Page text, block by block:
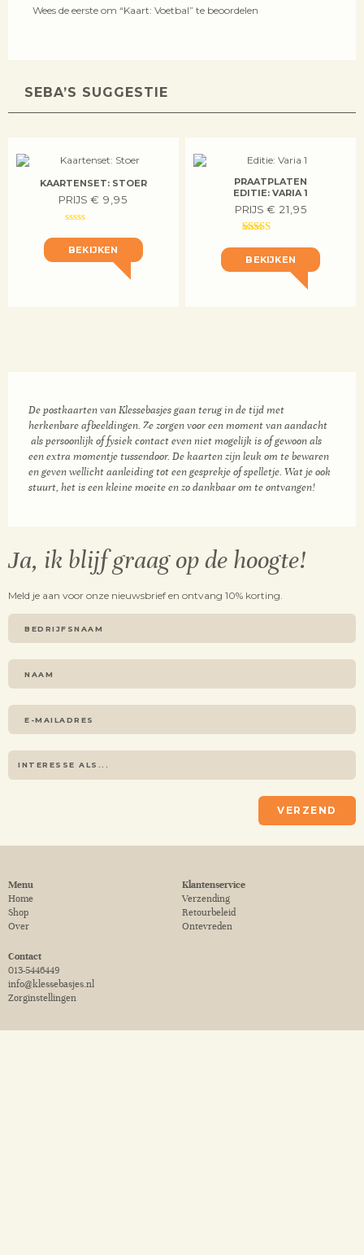
Wees de eerste om “Kaart: Voetbal” te beoordelen
SEBA’S SUGGESTIE
KAARTENSET: STOER
PRIJS€ 9,95
BEKIJKEN
PRAATPLATEN
EDITIE: VARIA 1
PRIJS € 21,95
BEKIJKEN
De postkaarten van Klessebasjes gaan terug in de tijd met
herkenbare afbeeldingen. Ze zorgen voor een moment van aandacht
als persoonlijk of fysiek contact even niet mogelijk is of gewoon als
een extra momentje tussendoor. De kaarten zijn leuk om te bewaren
en geven wellicht aanleiding tot een gesprekje of spelletje. Wat je ook
stuurt, het is een kleine moeite en zo dankbaar om te ontvangen!
Ja, ik blijf graag op de hoogte!
Meld je aan voor onze nieuwsbrief en ontvang 10% korting.
VERZEND
Menu
Home
Shop
Over
Klantenservice
Verzending
Retourbeleid
Ontevreden
Contact
013-5446449
info@klessebasjes.nl
Zorginstellingen